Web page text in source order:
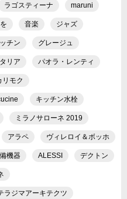
ラゴスティーナ maruni
音楽 ジャズ
チン グレージュ
リア パオラ・レンティ
リモク
キッチン水栓
ミラノサローネ 2019
アラペ ヴィレロイ＆ボッホ
機器 ALESSI デクトン
ラジマアーキテクツ